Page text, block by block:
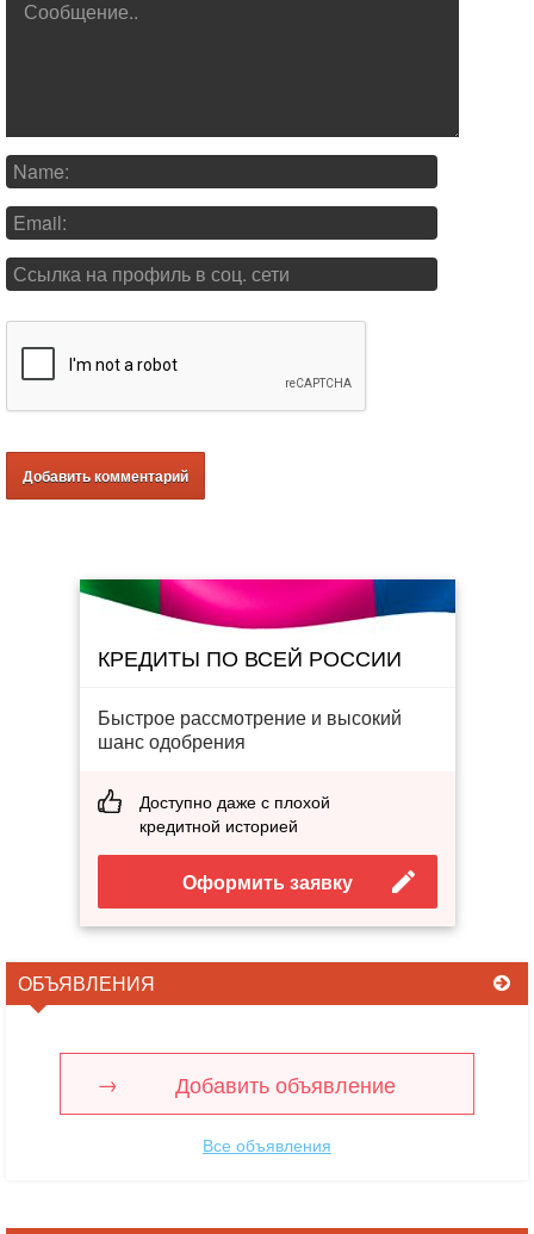
КРЕДИТЫ ПО ВСЕЙ РОССИИ
Быстрое рассмотрение и высокий
шанс одобрения
Доступно даже с плохой
кредитной историей
Оформить заявку
ОБЪЯВЛЕНИЯ
Добавить объявление
Все объявления